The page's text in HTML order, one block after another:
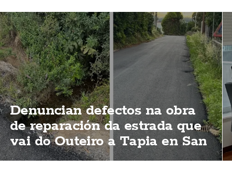
Denuncian defectos na obra
de reparación da estrada que
vai do Outeiro a Tapia en San
Cristobo de Mallón